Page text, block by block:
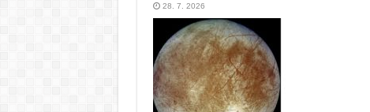
28. 7. 2026